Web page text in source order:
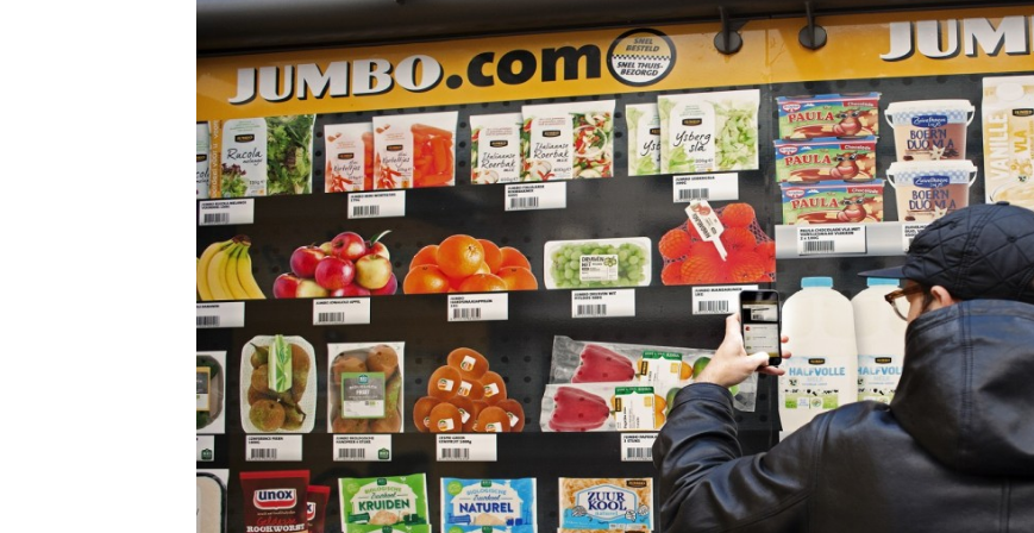
Gedragsverandering
Influencer marketing
Interne communicatie
Martech
Purpose Marketing
Reputatie & crisis